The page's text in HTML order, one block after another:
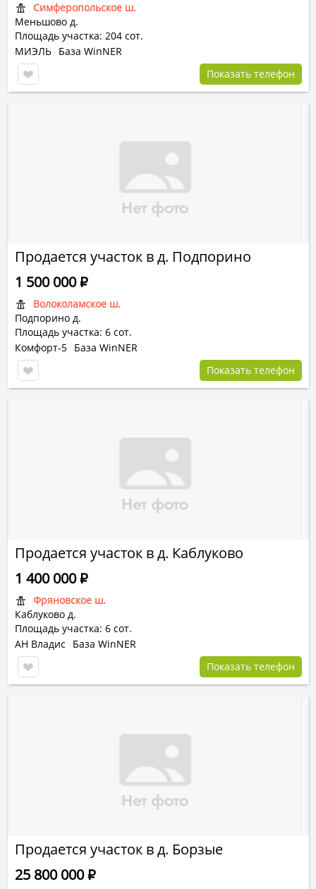
Симферопольское ш.
Меньшово д.
Площадь участка: 204 сот.
МИЭЛЬ База WinNER
Показать телефон
Продается участок в д. Подпорино
Волоколамское ш.
Подпорино д.
Площадь участка: 6 сот.
1 500 000Р
Комфорт-5 База WinNER
Показать телефон
Продается участок в д. Каблуково
Фряновское ш.
Каблуково д.
Площадь участка: 6 сот.
1 400 000Р
АН Владис
База WinNER
Показать телефон
Продается участок в д. Борзые
25 800 000Р